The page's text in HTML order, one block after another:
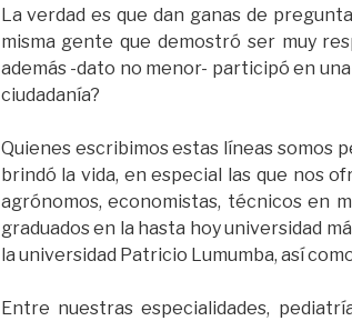
La verdad es que dan ganas de
misma gente que demostró ser muy
además -dato no menor- participó en
ciudadanía?
Quienes escribimos estas líneas somos
brindó la vida, en especial las que nos
agrónomos, economistas, técnicos en
graduados en la hasta hoy universidad
la universidad Patricio Lumumba, así
Entre nuestras especialidades,